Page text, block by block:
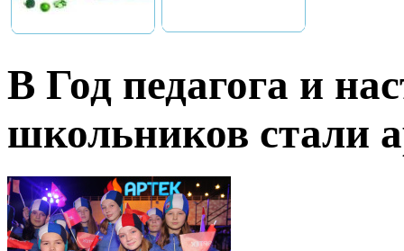
В Год педагога и
школьников стали